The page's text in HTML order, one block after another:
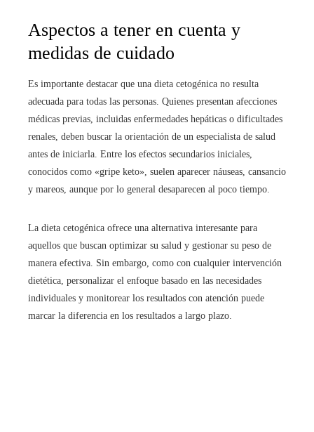
Aspectos a tener en cuenta y
medidas de cuidado
Es importante destacar que una dieta cetogénica no resulta
adecuada para todas las personas. Quienes presentan afecciones
médicas previas, incluidas enfermedades hepáticas o dificultades
renales, deben buscar la orientación de un especialista de salud
antes de iniciarla. Entre los efectos secundarios iniciales,
conocidos como «gripe keto», suelen aparecer náuseas, cansancio
y mareos, aunque por lo general desaparecen al poco tiempo.
La dieta cetogénica ofrece una alternativa interesante para
aquellos que buscan optimizar su salud y gestionar su peso de
manera efectiva. Sin embargo, como con cualquier intervención
dietética, personalizar el enfoque basado en las necesidades
individuales y monitorear los resultados con atención puede
marcar la diferencia en los resultados a largo plazo.